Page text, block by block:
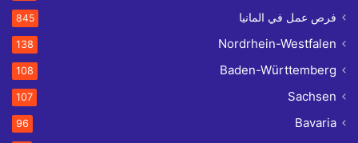
فرص عمل في المانيا 845
Nordrhein-Westfalen
138
Baden-Württemberg
108
Sachsen
107
Bavaria
96